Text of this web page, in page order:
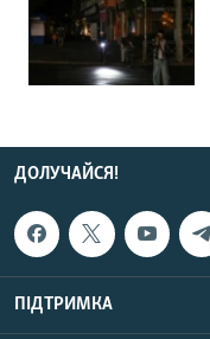
ДОЛУЧАЙСЯ!
ПІДТРИМКА